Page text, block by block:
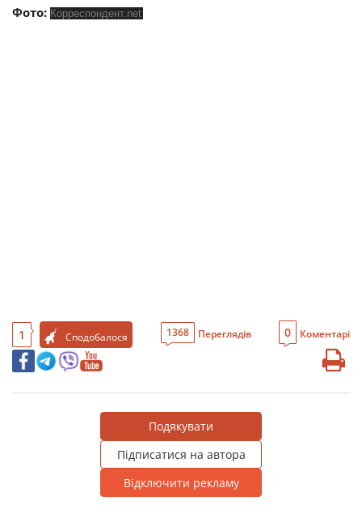
Фото: Корреспондент.net
1 Сподобалося 1368 Переглядів 0 Коментарі
Подякувати
Підписатися на автора
Відключити рекламу